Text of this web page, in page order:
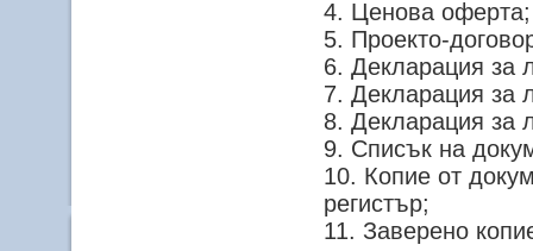
Ценова оферта;
Проекто-
Декларация за
Декларация за
Декларация за
Списък на
Копие от
регистър;
Заверено